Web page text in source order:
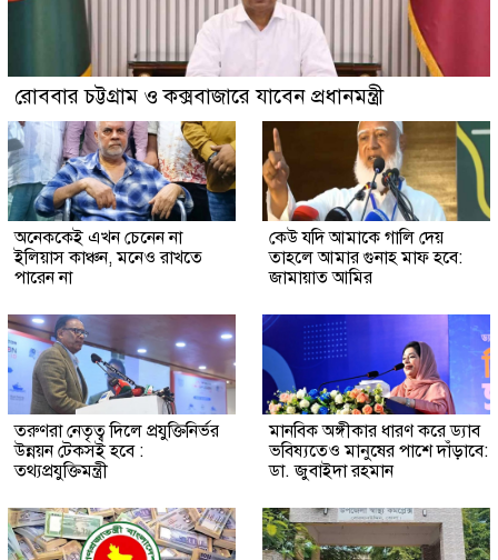
রোববার চট্টগ্রাম ও কক্সবাজারে যাবেন প্রধানমন্ত্রী
অনেককেই এখন চেনেন না
ইলিয়াস কাঞ্চন, মনেও রাখতে
পারেন না
কেউ যদি আমাকে গালি দেয়
তাহলে আমার গুনাহ মাফ হবে:
জামায়াত আমির
তরুণরা নেতৃত্ব দিলে প্রযুক্তিনির্ভর
উন্নয়ন টেকসই হবে :
তথ্যপ্রযুক্তিমন্ত্রী
মানবিক অঙ্গীকার ধারণ করে ড্যাব
ভবিষ্যতেও মানুষের পাশে দাঁড়াবে:
ডা. জুবাইদা রহমান